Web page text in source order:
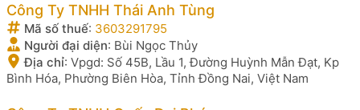
Công Ty TNHH Thái Anh Tùng
Mã số thuế: 3603291795
Người đại diện: Bùi Ngọc Thủy
Địa chỉ: Vpgd: Số 45B, Lầu 1, Đường Huỳnh Mẫn Đạt, Kp
Bình Hóa, Phường Biên Hòa, Tỉnh Đồng Nai, Việt Nam